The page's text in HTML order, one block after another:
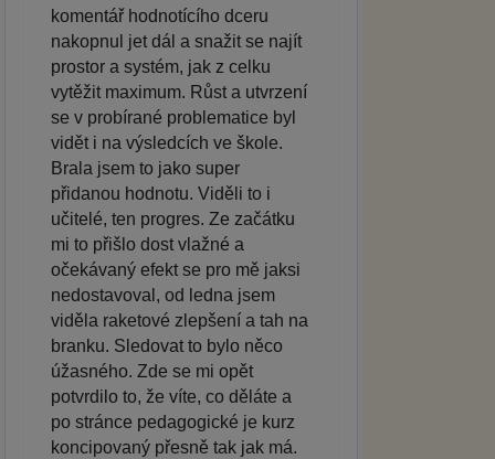
komentář hodnotícího dceru
nakopnul jet dál a snažit se najít
prostor a systém, jak z celku
vytěžit maximum. Růst a utvrzení
se v probírané problematice byl
vidět i na výsledcích ve škole.
Brala jsem to jako super
přidanou hodnotu. Viděli to i
učitelé, ten progres. Ze začátku
mi to přišlo dost vlažné a
očekávaný efekt se pro mě jaksi
nedostavoval, od ledna jsem
viděla raketové zlepšení a tah na
branku. Sledovat to bylo něco
úžasného. Zde se mi opět
potvrdilo to, že víte, co děláte a
po stránce pedagogické je kurz
koncipovaný přesně tak jak má.